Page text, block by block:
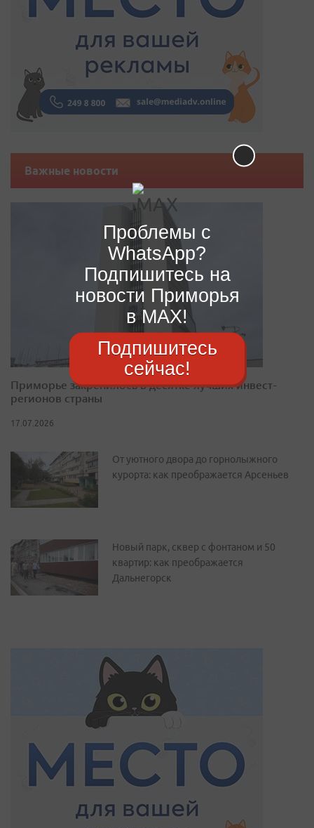
Важные новости
Приморье закрепилось в десятке лучших инвест-
регионов страны
17.07.2026
От уютного двора до горнолыжного
курорта: как преображается Арсеньев
Новый парк, сквер с фонтаном и 50
квартир: как преображается
Дальнегорск
Проблемы с
WhatsApp?
Подпишитесь на
новости Приморья
в MAX!
Подпишитесь
сейчас!